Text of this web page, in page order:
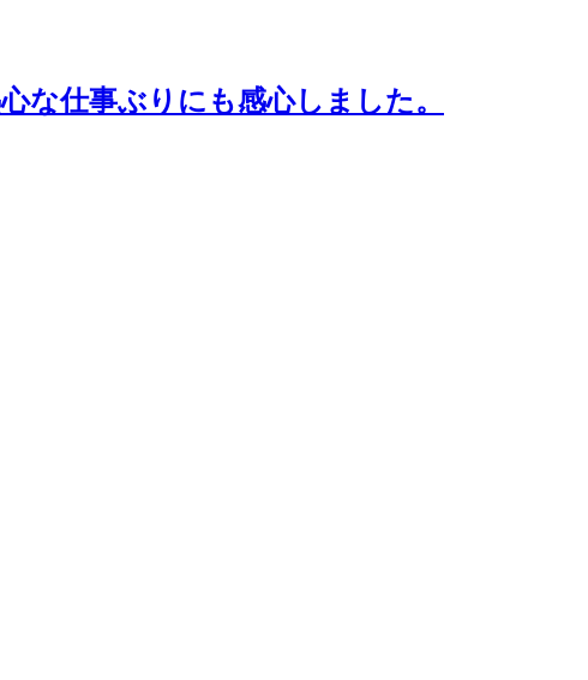
な仕事ぶりにも感心しました。